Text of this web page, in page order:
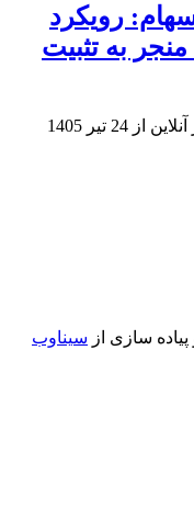
رویکرد
به تثبیت
از 24 تیر 1405
سازی از سیناوب